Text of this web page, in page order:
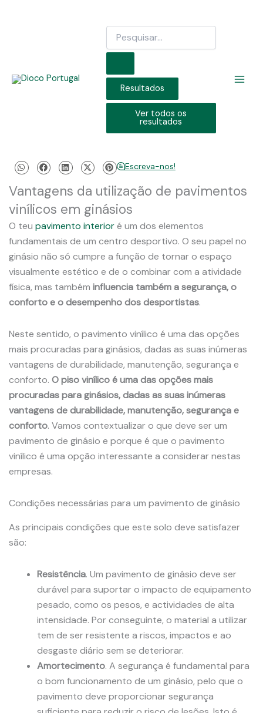
Search
Resultados
Ver todos os
resultados
Escreva-nos!
Vantagens da utilização de pavimentos
vinílicos em ginásios
O teu pavimento interioré um dos elementos
fundamentais de um centro desportivo. O seu papel no
ginásio não só cumpre a função de tornar o espaço
visualmente estético e de o combinar com a atividade
física, mas também influencia também a segurança, o
conforto e o desempenho dos desportistas.
Neste sentido, o pavimento vinílico é uma das opções
mais procuradas para ginásios, dadas as suas inúmeras
vantagens de durabilidade, manutenção, segurança e
conforto. O piso vinílico é uma das opções mais
procuradas para ginásios, dadas as suas inúmeras
vantagens de durabilidade, manutenção, segurança e
conforto. Vamos contextualizar o que deve ser um
pavimento de ginásio e porque é que o pavimento
vinílico é uma opção interessante a considerar nestas
empresas.
Condições necessárias para um pavimento de ginásio
As principais condições que este solo deve satisfazer
são:
Resistência. Um pavimento de ginásio deve ser
durável para suportar o impacto de equipamento
pesado, como os pesos, e actividades de alta
intensidade. Por conseguinte, o material a utilizar
tem de ser resistente a riscos, impactos e ao
desgaste diário sem se deteriorar.
Amortecimento. A segurança é fundamental para
o bom funcionamento de um ginásio, pelo que o
pavimento deve proporcionar segurança